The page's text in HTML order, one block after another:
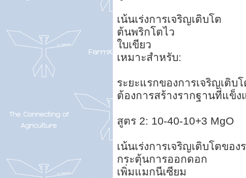
เน้นเร่งการเจริญเติบโต
ต้นพริกโตไว
ใบเขียว
เหมาะสำหรับ:
ระยะแรกของการเจริญเติบโ
ต้องการสร้างรากฐานที่แข็ง
สูตร 2: 10-40-10+3 MgO
เน้นเร่งการเจริญเติบโตของ
กระตุ้นการออกดอก
เพิ่มแมกนีเซียม